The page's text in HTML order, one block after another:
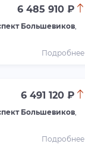
6 485 910 ₽
Большевиков,
Подробнее
6 491 120 ₽
Большевиков,
Подробнее